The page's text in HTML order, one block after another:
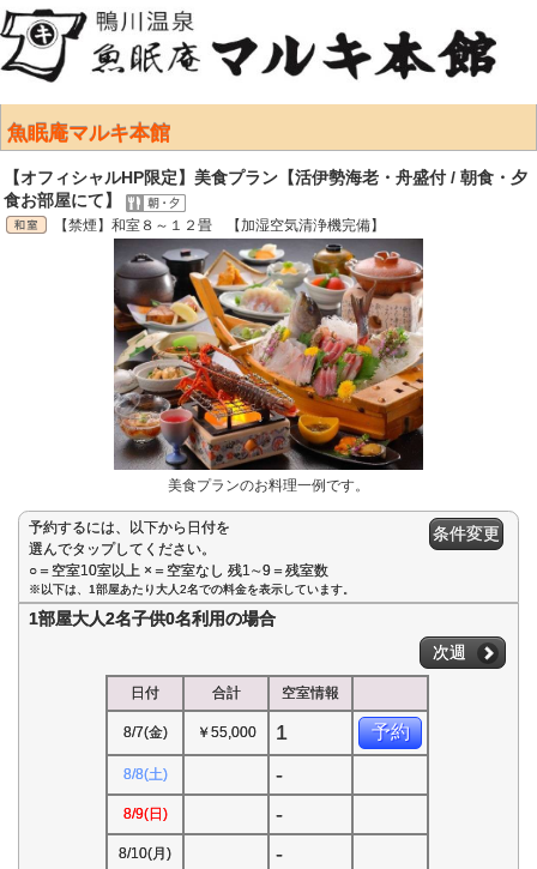
魚眠庵マルキ本館
【オフィシャルHP限定】美食プラン【活伊勢海老・舟盛付 / 朝食・夕
食お部屋にて】
【禁煙】和室８～１２畳 【加湿空気清浄機完備】
美食プランのお料理一例です。
予約するには、以下から日付を
選んでタップしてください。
○＝空室10室以上 ×＝空室なし 残1∼9＝残室数
条件変更
※以下は、1部屋あたり大人2名での料金を表示しています。
1部屋大人2名子供0名利用の場合
次週
日付 合計 空室情報
8/7(金) ￥55,000 1 予約
8/8(土) -
8/9(日) -
8/10(月) -